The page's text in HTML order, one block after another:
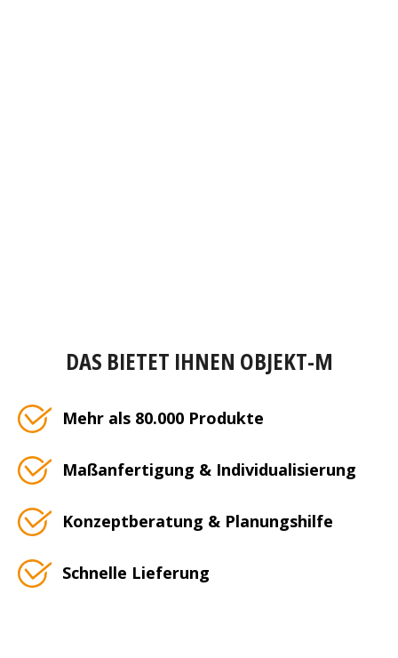
DAS BIETET IHNEN OBJEKT-M
Mehr als 80.000 Produkte
Maßanfertigung & Individualisierung
Konzeptberatung & Planungshilfe
Schnelle Lieferung